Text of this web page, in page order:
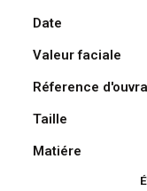
500
24-
11-
Marechal
Date
Valeur faciale
Réference
Taille
Matiére